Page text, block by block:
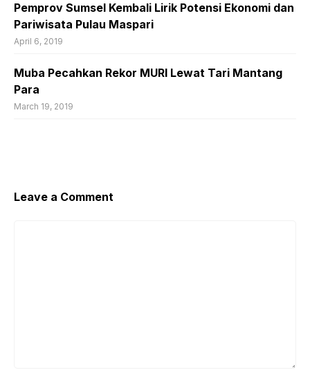
Pemprov Sumsel Kembali Lirik Potensi Ekonomi dan
Pariwisata Pulau Maspari
April 6, 2019
Muba Pecahkan Rekor MURI Lewat Tari Mantang
Para
March 19, 2019
Leave a Comment